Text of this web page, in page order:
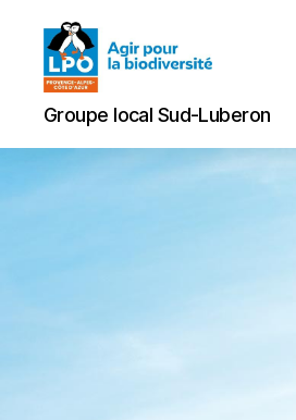
Groupe
local
Sud-
Groupe local Sud-Luberon